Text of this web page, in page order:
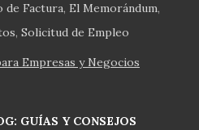
de Factura El Memorándum
Solicitud de Empleo
Empresas y Negocios
GUÍAS Y CONSEJOS